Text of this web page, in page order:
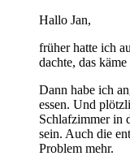
Hallo Jan,
früher hatte ich
dachte, das
Dann habe ich
essen. Und
Schlafzimmer in
sein. Auch die
Problem mehr.